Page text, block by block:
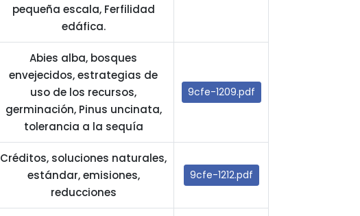
pequeña escala, Ferfilidad
edáfica.
Abies alba, bosques
envejecidos, estrategias de
uso de los recursos,
germinación, Pinus uncinata,
tolerancia a la sequía
9cfe-1209.pdf
Créditos, soluciones naturales,
estándar, emisiones,
reducciones
9cfe-1212.pdf